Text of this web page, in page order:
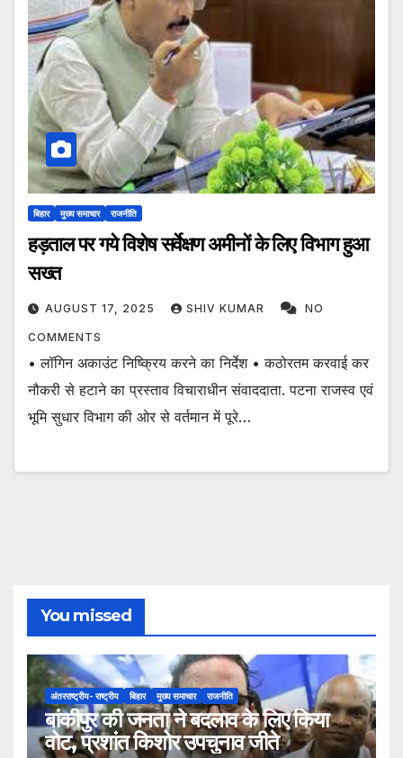
बिहार मुख्य समाचार राजनीति
हड़ताल पर गये विशेष सर्वेक्षण अमीनों के लिए विभाग हुआ
सख्त
AUGUST 17, 2025 SHIV KUMAR NO
COMMENTS
• लॉगिन अकाउंट निष्क्रिय करने का निर्देश • कठोरतम करवाई कर
नौकरी से हटाने का प्रस्ताव विचाराधीन संवाददाता. पटना राजस्व एवं
भूमि सुधार विभाग की ओर से वर्तमान में पूरे…
You missed
अंतरराष्ट्रीय- राष्ट्रीय बिहार मुख्य समाचार राजनीति
बांकीपुर की जनता ने बदलाव के लिए किया
वोट, प्रशांत किशोर उपचुनाव जीते